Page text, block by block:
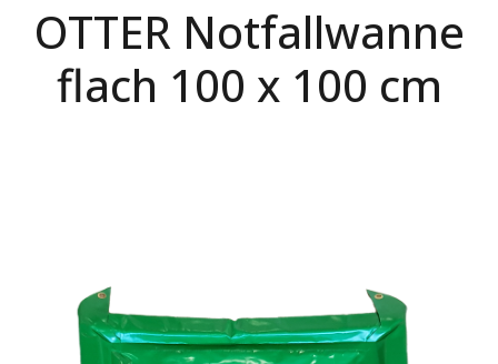
OTTER Notfallwanne
flach 100 x 100 cm